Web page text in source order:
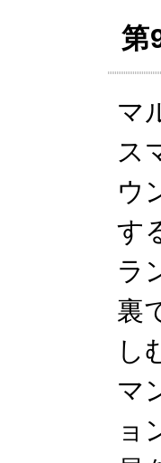
第
マ
ス
ウ
す
ラ
裏
し
マ
ョ